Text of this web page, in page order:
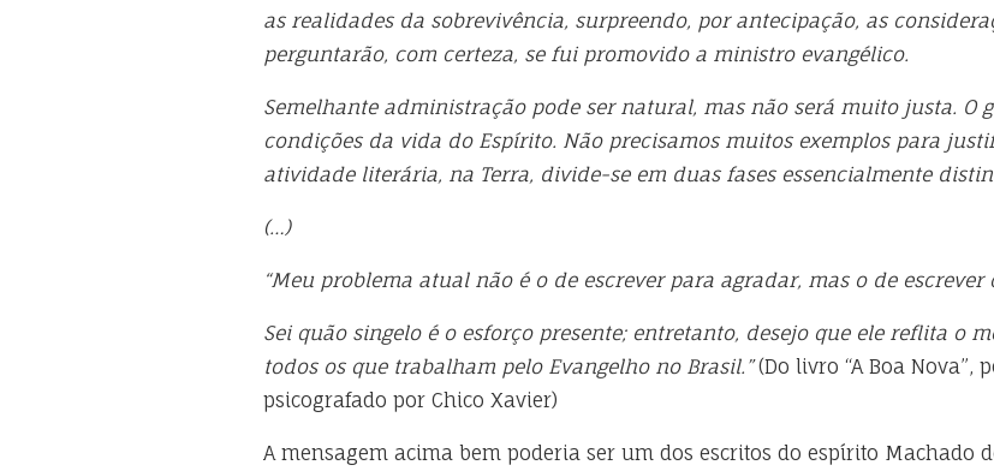
as realidades da sobrevivência, surpreendo, por antecipação, as
perguntarão, com certeza, se fui promovido a ministro evangélico.
Semelhante administração pode ser natural, mas não será muito justa. O
condições da vida do Espírito. Não precisamos muitos exemplos para
atividade literária, na Terra, divide-se em duas fases essencialmente
(…)
“Meu problema atual não é o de escrever para agradar, mas o de escrever
Sei quão singelo é o esforço presente; entretanto, desejo que ele reflita o
todos os que trabalham pelo Evangelho no Brasil.”(Do livro “A Boa Nova”,
psicografado por Chico Xavier)
A mensagem acima bem poderia ser um dos escritos do espírito Machado